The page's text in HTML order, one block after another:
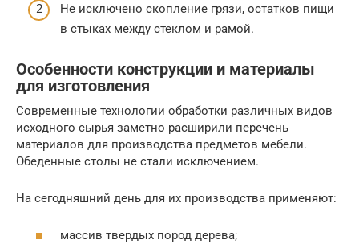
Не исключено скопление грязи, остатков пищи
в стыках между стеклом и рамой.
Особенности конструкции и материалы
для изготовления
Современные технологии обработки различных видов
исходного сырья заметно расширили перечень
материалов для производства предметов мебели.
Обеденные столы не стали исключением.
На сегодняшний день для их производства применяют:
массив твердых пород дерева;